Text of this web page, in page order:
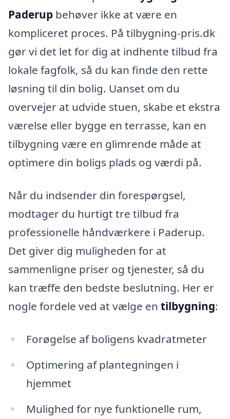
Paderup behøver ikke at være en
kompliceret proces. På tilbygning-pris.dk
gør vi det let for dig at indhente tilbud fra
lokale fagfolk, så du kan finde den rette
løsning til din bolig. Uanset om du
overvejer at udvide stuen, skabe et ekstra
værelse eller bygge en terrasse, kan en
tilbygning være en glimrende måde at
optimere din boligs plads og værdi på.
Når du indsender din forespørgsel,
modtager du hurtigt tre tilbud fra
professionelle håndværkere i Paderup.
Det giver dig muligheden for at
sammenligne priser og tjenester, så du
kan træffe den bedste beslutning. Her er
nogle fordele ved at vælge en tilbygning:
Forøgelse af boligens kvadratmeter
Optimering af plantegningen i
hjemmet
Mulighed for nye funktionelle rum,